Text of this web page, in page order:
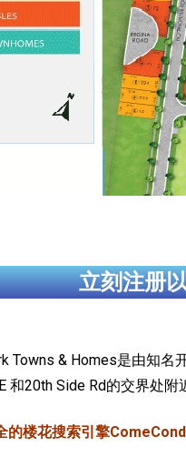
立刻注册
Towns & Homes是由知
和20th Side Rd的交界处附
的楼花搜索引擎